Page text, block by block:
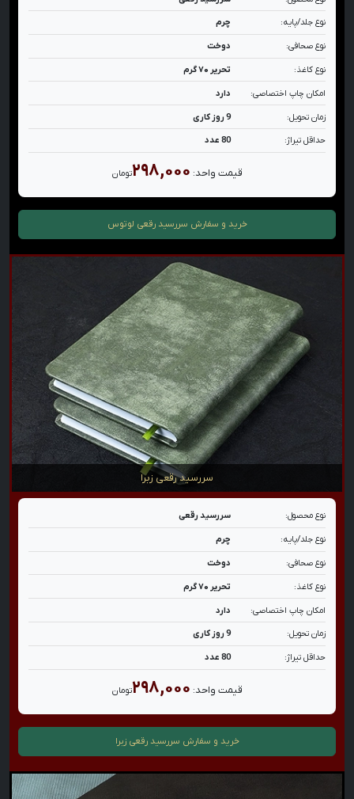
نوع جلد/پایه: چرم
نوع صحافی: دوخت
نوع کاغذ: تحریر ۷۰ گرم
امکان چاپ اختصاصی: دارد
زمان تحویل: 9 روز کاری
حداقل تیراژ: 80 عدد
قیمت واحد: ۲۹۸,۰۰۰تومان
خرید و سفارش سررسید رقعی لوتوس
سررسید رقعی زبرا
نوع محصول: سررسید رقعی
نوع جلد/پایه: چرم
نوع صحافی: دوخت
نوع کاغذ: تحریر ۷۰ گرم
امکان چاپ اختصاصی: دارد
زمان تحویل: 9 روز کاری
حداقل تیراژ: 80 عدد
قیمت واحد: ۲۹۸,۰۰۰تومان
خرید و سفارش سررسید رقعی زبرا